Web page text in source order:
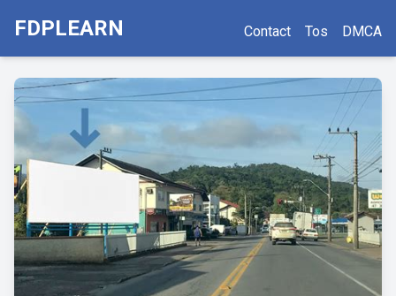
FDPLEARN Contact Tos DMCA